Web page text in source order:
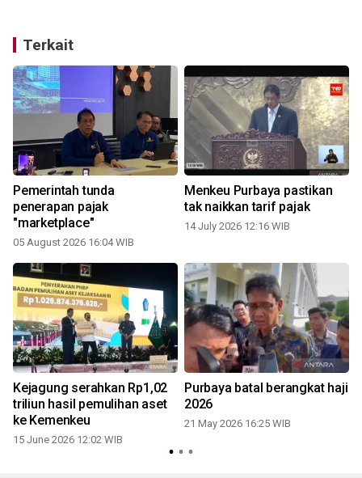
Terkait
Pemerintah tunda
penerapan pajak
"marketplace"
05 August 2026 16:04 WIB
Menkeu Purbaya pastikan
tak naikkan tarif pajak
14 July 2026 12:16 WIB
Kejagung serahkan Rp1,02
triliun hasil pemulihan aset
ke Kemenkeu
15 June 2026 12:02 WIB
Purbaya batal berangkat haji
2026
21 May 2026 16:25 WIB